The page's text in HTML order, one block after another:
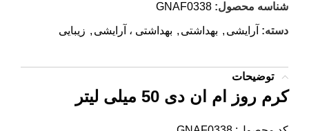
شناسه محصول: GNAF0338
دسته: آرایشی , بهداشتی , بهداشتی ، آرایشی , زیبایی
توضیحات
کرم روز ام ان دی 50 میلی لیتر